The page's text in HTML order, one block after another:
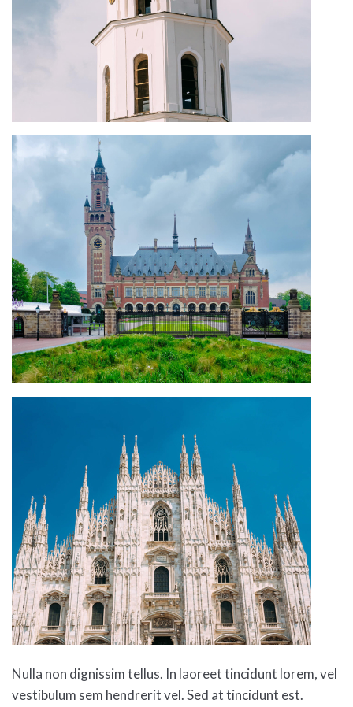
Nulla non dignissim tellus. In laoreet tincidunt lorem, vel
vestibulum sem hendrerit vel. Sed at tincidunt est.